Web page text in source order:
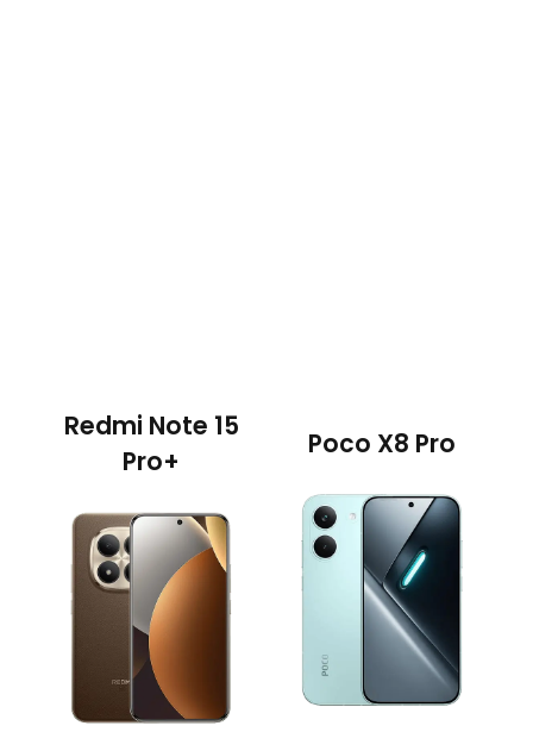
Redmi Note 15
Pro+
Poco X8 Pro